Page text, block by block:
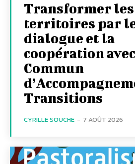
Transformer les
territoires par
dialogue et la
coopération
Commun
Transitions
CYRILLE SOUCHE - 7 AOÛT 2026